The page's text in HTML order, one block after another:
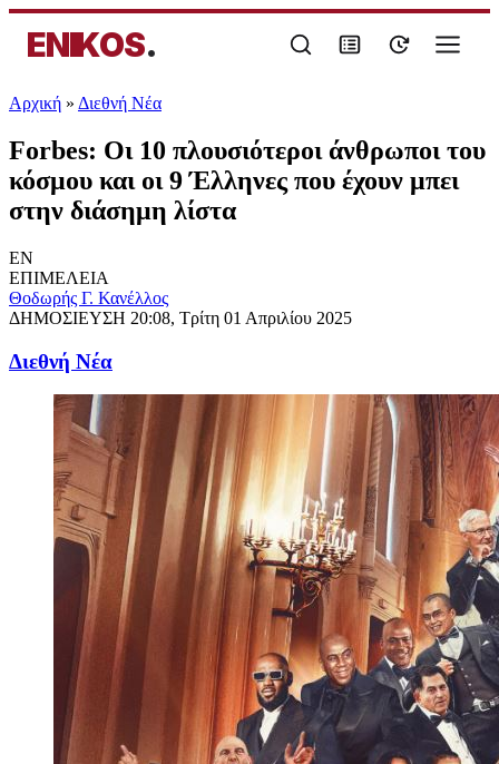
ENIKOS.
Αρχική » Διεθνή Νέα
Forbes: Οι 10 πλουσιότεροι άνθρωποι του
κόσμου και οι 9 Έλληνες που έχουν μπει
στην διάσημη λίστα
EN
ΕΠΙΜΕΛΕΙΑ
Θοδωρής Γ. Κανέλλος
ΔΗΜΟΣΙΕΥΣΗ 20:08, Τρίτη 01 Απριλίου 2025
Διεθνή Νέα